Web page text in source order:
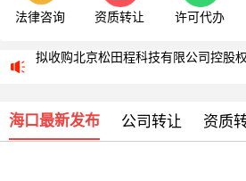
法律咨询 资质转让 许可代办
拟收购北京松田程科技有限公司控股
海口最新发布 公司转让 资质